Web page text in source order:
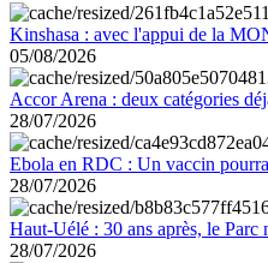
Kinshasa : avec l'appui de la
05/08/2026
Accor Arena : deux catégories
28/07/2026
Ebola en RDC : Un vaccin
28/07/2026
Haut-Uélé : 30 ans après, le
28/07/2026